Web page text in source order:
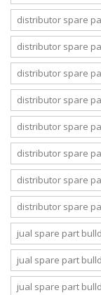
distributor spare
distributor spare
distributor spare
distributor spare
distributor spare
distributor spare
distributor spare
distributor spare
jual spare part
jual spare part
jual spare part